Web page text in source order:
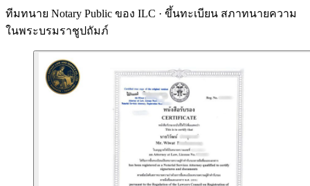
ทีมทนาย Notary Public ของ ILC · ขึ้นทะเบียน สภาทนายความ
ในพระบรมราชูปถัมภ์